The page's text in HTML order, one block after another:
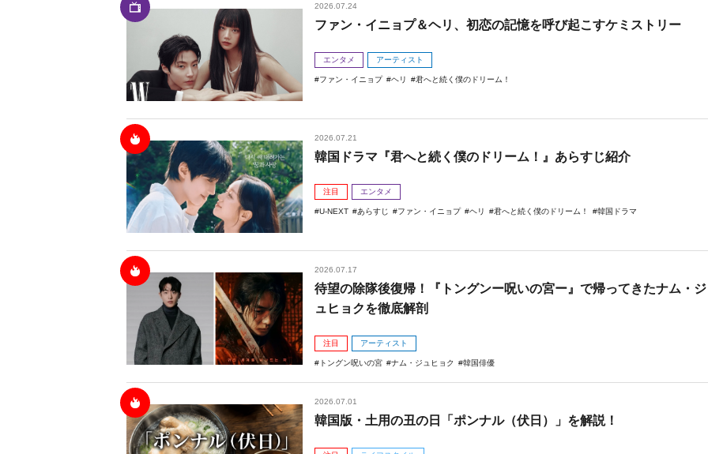
2026.07.24
ファン・イニョプ＆ヘリ、初恋の記憶を呼び起こすケミストリー
エンタメ アーティスト
ファン・イニョプ ヘリ 君へと続く僕のドリーム！
2026.07.21
韓国ドラマ『君へと続く僕のドリーム！』あらすじ紹介
注目 エンタメ
U-NEXT あらすじ ファン・イニョプ ヘリ 君へと続く僕のドリーム！ 韓国ドラマ
2026.07.17
待望の除隊後復帰！『トングンー呪いの宮ー』で帰ってきたナム・ジ
ュヒョクを徹底解剖
注目 アーティスト
トングン呪いの宮 ナム・ジュヒョク 韓国俳優
2026.07.01
韓国版・土用の丑の日「ポンナル（伏日）」を解説！